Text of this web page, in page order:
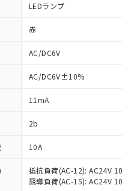
LEDランプ
赤
AC/DC6V
AC/DC6V±10%
11mA
2b
10A
抵抗負荷(AC-12): AC24V 10A/
誘導負荷(AC-15): AC24V
だき、同意のうえ
社制御機器事業取扱
況および標準価格
いただくもので
取扱商品の中には、
指令（10物質）の
提供可能な商品で
（10物質）の非含
替える予定のある
指令（10物質）の
、対応品を出す予
指令（10物質）の
中または確認中の
など無形物で、有
商品です。
非含有部品として
有率が中国RoHSの
示します。
有率が中国RoHSの